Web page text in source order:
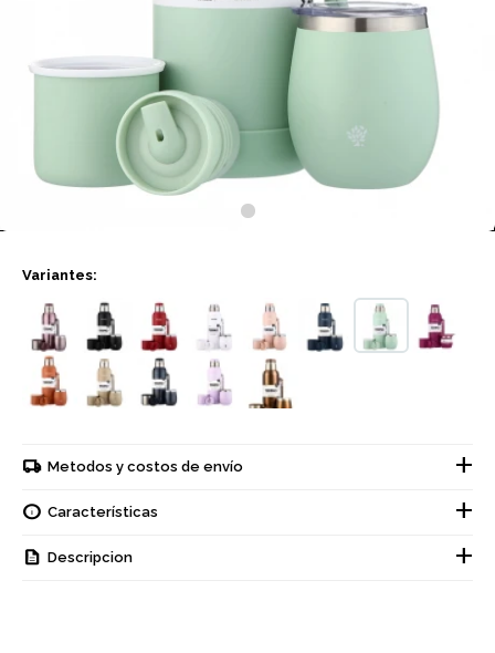
Variantes:
Metodos y costos de envío
Características
Descripcion